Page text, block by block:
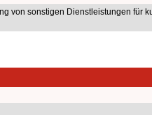
von sonstigen Dienstleistungen für